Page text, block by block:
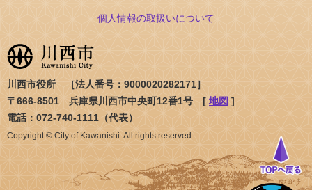
個人情報の取扱いについて
川西市役所 ［法人番号：9000020282171］
〒666-8501 兵庫県川西市中央町12番1号 [ 地図 ]
電話：072-740-1111（代表）
Copyright © City of Kawanishi. All rights reserved.